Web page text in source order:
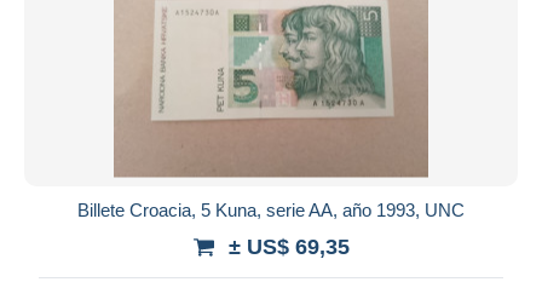
Billete Croacia, 5 Kuna, serie AA, año 1993, UNC
± US$ 69,35